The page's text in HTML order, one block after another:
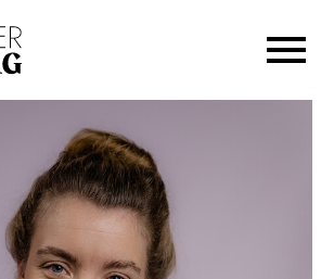
springen